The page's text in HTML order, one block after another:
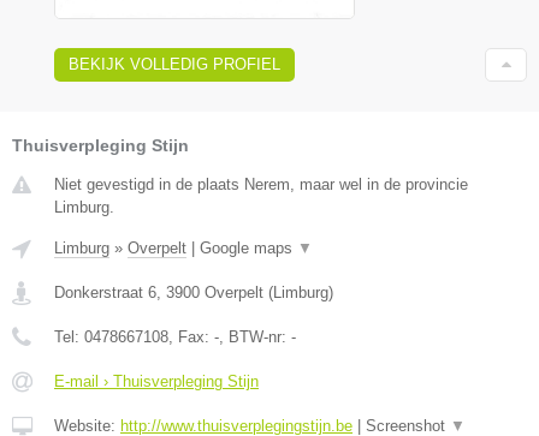
BEKIJK VOLLEDIG PROFIEL
Thuisverpleging Stijn
Niet gevestigd in de plaats Nerem, maar wel in de provincie
Limburg.
Limburg » Overpelt Google maps ▼
Donkerstraat 6 3900 Overpelt ( Limburg)
Tel: 0478667108 , Fax: - , BTW-nr: -
E-mail › Thuisverpleging Stijn
Website: http://www.thuisverplegingstijn.be Screenshot ▼